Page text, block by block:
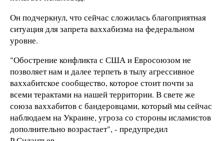
Он подчеркнул, что сейчас сложилась благоприятная
ситуация для запрета ваххабизма на федеральном
уровне.
"Обострение конфликта с США и Евросоюзом не
позволяет нам и далее терпеть в тылу агрессивное
ваххабитское сообщество, которое стоит почти за
всеми терактами на нашей территории. В свете же
союза ваххабитов с бандеровцами, который мы сейчас
наблюдаем на Украине, угроза со стороны исламистов
дополнительно возрастает", - предупредил